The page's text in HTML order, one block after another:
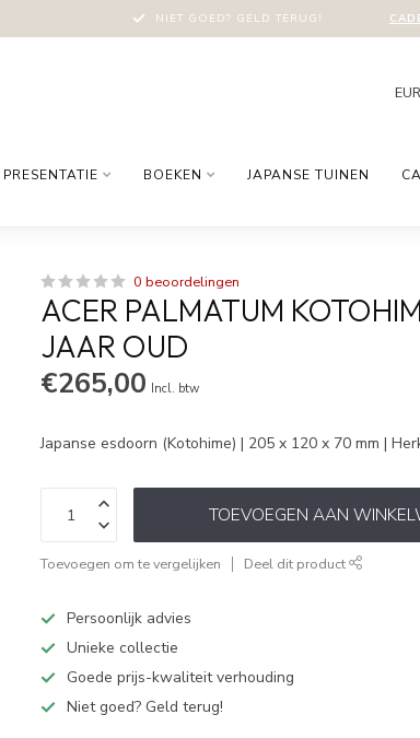
NIET GOED? GELD TERUG!
EUR
PRESENTATIE BOEKEN JAPANSE TUINEN
0 beoordelingen
ACER PALMATUM
JAAR OUD
€265,00 Incl. btw
Japanse esdoorn (Kotohime) | 205 x 120 x 70 mm |
TOEVOEGEN AAN
Toevoegen om te vergelijken Deel dit product
Persoonlijk advies
Unieke collectie
Goede prijs-kwaliteit verhouding
Niet goed? Geld terug!